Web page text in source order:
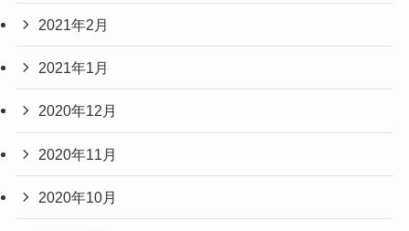
2021年2月
2021年1月
2020年12月
2020年11月
2020年10月